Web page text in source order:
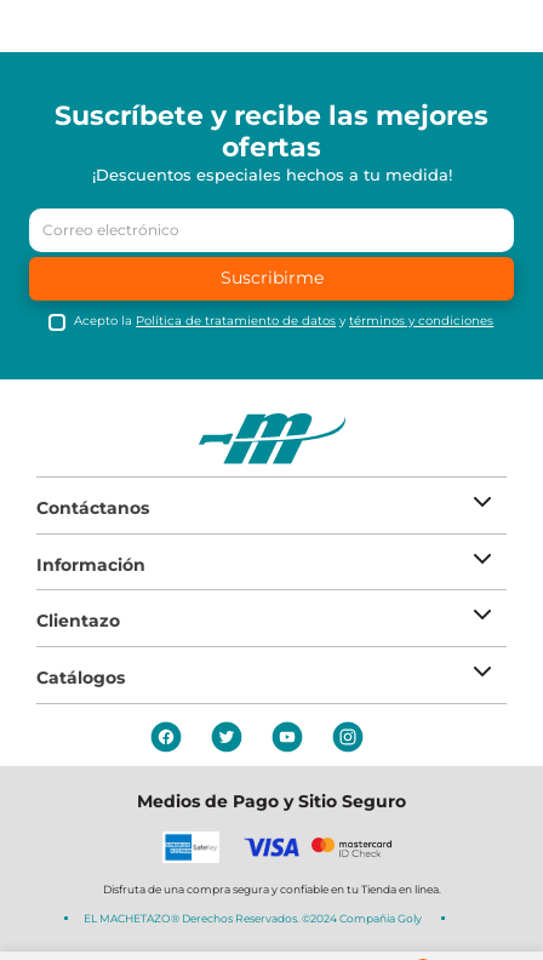
Suscríbete y recibe las mejores
ofertas
¡Descuentos especiales hechos a tu medida!
Suscribirme
Acepto la Política de tratamiento de datos ytérminos y condiciones
Contáctanos
Información
Clientazo
Catálogos
Medios de Pago y Sitio Seguro
Disfruta de una compra segura y confiable en tu Tienda en línea.
EL MACHETAZO® Derechos Reservados. ©2024 Compañia Goly